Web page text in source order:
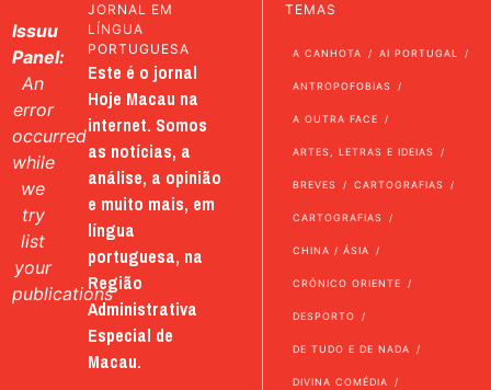
Issuu
Panel:
An
error
occurred
while
we
try
list
your
publications
JORNAL EM
LÍNGUA
PORTUGUESA
Este é o jornal
Hoje Macau na
internet. Somos
as notícias, a
análise, a opinião
e muito mais, em
língua
portuguesa, na
Região
Administrativa
Especial de
Macau.
TEMAS
A CANHOTA AI PORTUGAL
ANTROPOFOBIAS
A OUTRA FACE
ARTES, LETRAS E IDEIAS
BREVES CARTOGRAFIAS
CARTOGRAFIAS
CHINA / ÁSIA
CRÓNICO ORIENTE
DESPORTO
DE TUDO E DE NADA
DIVINA COMÉDIA